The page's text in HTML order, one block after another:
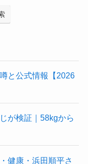
と公式情報【2026
が検証｜58kgから
健康・浜田順平さ